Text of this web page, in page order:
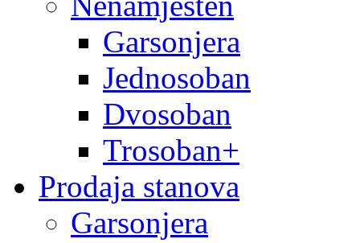
Garsonjera
Jednosoban
Dvosoban
Trosoban+
Prodaja stanova
Garsonjera